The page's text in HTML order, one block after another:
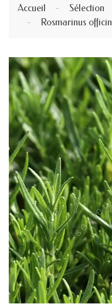
Accueil Sélection
Rosmarinus